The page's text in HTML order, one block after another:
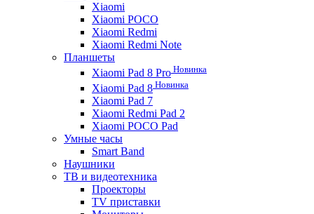
Xiaomi
Xiaomi POCO
Xiaomi Redmi
Xiaomi Redmi Note
Планшеты
Xiaomi Pad 8 Pro Новинка
Xiaomi Pad 8 Новинка
Xiaomi Pad 7
Xiaomi Redmi Pad 2
Xiaomi POCO Pad
Умные часы
Smart Band
Наушники
ТВ и видеотехника
Проекторы
TV приставки